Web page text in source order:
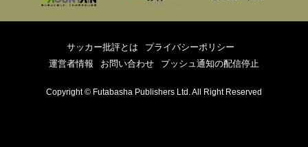
サッカー批評とは
プライバシーポリシー
運営者情報
お問い合わせ プッシュ通知の配信停止
Copyright © Futabasha Publishers Ltd. All Right Reserved